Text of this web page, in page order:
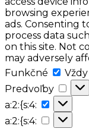
browsing
ads. Consenting
process data
on this site. Not
may adversely
Funkčné
Predvoľby
a:2:{s:4:
a:2:
{s:4:
a:2:{s:4:
a:2:
{s:4: